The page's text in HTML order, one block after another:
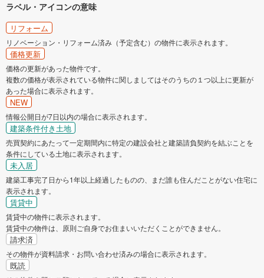
ラベル・アイコンの意味
リフォーム
リノベーション・リフォーム済み（予定含む）の物件に表示されます。
価格更新
価格の更新があった物件です。
複数の価格が表示されている物件に関しましてはそのうちの１つ以上に更新が
あった場合に表示されます。
NEW
情報公開日が7日以内の場合に表示されます。
建築条件付き土地
売買契約にあたって一定期間内に特定の建設会社と建築請負契約を結ぶことを
条件にしている土地に表示されます。
未入居
建築工事完了日から1年以上経過したものの、まだ誰も住んだことがない住宅に
表示されます。
賃貸中
賃貸中の物件に表示されます。
賃貸中の物件は、原則ご自身でお住まいいただくことができません。
請求済
その物件が資料請求・お問い合わせ済みの場合に表示されます。
既読